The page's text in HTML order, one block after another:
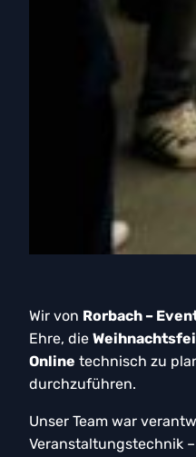
Wir von Rorbach –
Ehre, die
Online technisch zu
durchzuführen.
Unser Team war
Veranstaltungstechnik